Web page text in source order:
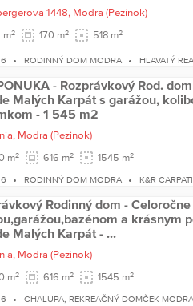
1448, Modra (Pezinok)
m2 170 m2 518 m2
RODINNÝ DOM MODRA HLAVATÝ
- Rozprávkový Rod.
Malých Karpát s garážou,
- 1 545 m2
Modra (Pezinok)
m2 616 m2 1545 m2
RODINNÝ DOM MODRA K&R
Rodinný dom -
a krásnym
Malých Karpát - ...
Modra (Pezinok)
m2 616 m2 1545 m2
CHALUPA, REKREAČNÝ DOMČEK MODRA